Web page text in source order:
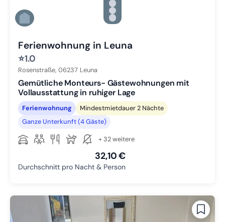
Zu Slide 3 wechseln
Zu Slide 4 wechseln
Zu Slide 5 wechseln
Zu Slide 6 wechseln
Ferienwohnung in Leuna
⭐1.0
Rosenstraße, 06237 Leuna
Gemütliche Monteurs- Gästewohnungen mit
Vollausstattung in ruhiger Lage
Ferienwohnung
Mindestmietdauer 2 Nächte
Ganze Unterkunft (4 Gäste)
+ 32 weitere
32,10 €
Durchschnitt pro Nacht & Person